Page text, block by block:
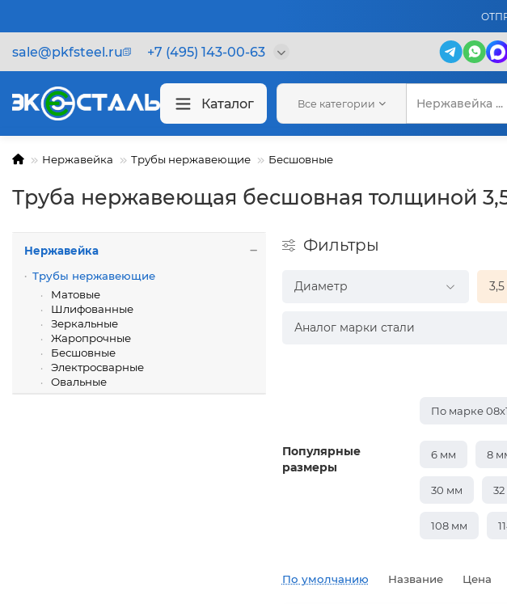
sale@pkfsteel.ru +7 (495) 143-00-63
Каталог Все категории
Нержавейка Трубы нержавеющие Бесшовные
Труба нержавеющая бесшовная толщиной
Нержавейка
Трубы нержавеющие
Матовые
Шлифованные
Зеркальные
Жаропрочные
Бесшовные
Электросварные
Овальные
Фильтры
Диаметр
Аналог марки стали
По марке
Популярные
размеры
6 мм 8
30 мм
108 мм
По умолчанию Название Цена